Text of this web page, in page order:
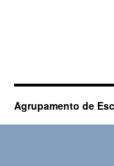
Agrupamento de